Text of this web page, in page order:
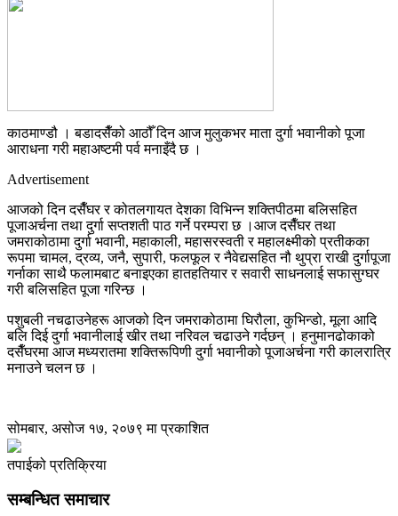
काठमाण्डौ । बडादसैँको आठौँ दिन आज मुलुकभर माता दुर्गा भवानीको पूजा
आराधना गरी महाअष्टमी पर्व मनाइँदै छ ।
Advertisement
आजको दिन दसैँघर र कोतलगायत देशका विभिन्न शक्तिपीठमा बलिसहित
पूजाअर्चना तथा दुर्गा सप्तशती पाठ गर्ने परम्परा छ ।आज दसैँघर तथा
जमराकोठामा दुर्गा भवानी, महाकाली, महासरस्वती र महालक्ष्मीको प्रतीकका
रूपमा चामल, द्रव्य, जनै, सुपारी, फलफूल र नैवेद्यसहित नौ थुप्रा राखी दुर्गापूजा
गर्नाका साथै फलामबाट बनाइएका हातहतियार र सवारी साधनलाई सफासुग्घर
गरी बलिसहित पूजा गरिन्छ ।
पशुबली नचढाउनेहरू आजको दिन जमराकोठामा घिरौला, कुभिन्डो, मूला आदि
बलि दिई दुर्गा भवानीलाई खीर तथा नरिवल चढाउने गर्दछन् । हनुमानढोकाको
दसैँघरमा आज मध्यरातमा शक्तिरूपिणी दुर्गा भवानीको पूजाअर्चना गरी कालरात्रि
मनाउने चलन छ ।
सोमबार, असोज १७, २०७९ मा प्रकाशित
तपाईको प्रतिक्रिया
सम्बन्धित समाचार